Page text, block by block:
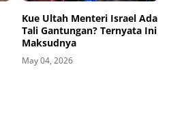
Kue Ultah Menteri Israel Ada
Tali Gantungan? Ternyata Ini
Maksudnya
May 04, 2026